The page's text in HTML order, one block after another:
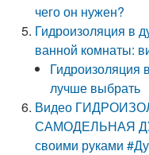
чего он нужен?
Гидроизоляция в
ванной комнаты:
Гидроизоляция
лучше выбрать
Видео
САМОДЕЛЬНАЯ
своими руками